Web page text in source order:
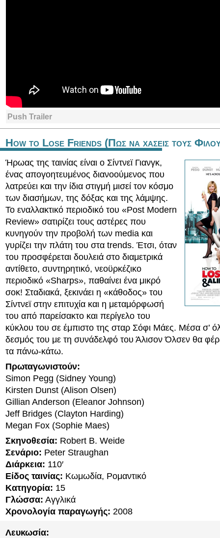
Push Trailer
How to Lose Friends (Πως να χασεις τους
Ήρωας της ταινίας είναι ο Σίντνεϊ Γιανγκ,
ένας απογοητευμένος διανοούμενος που
λατρεύει και την ίδια στιγμή μισεί τον κόσμο
των διασήμων, της δόξας και της λάμψης.
Το εναλλακτικό περιοδικό του «Post Modern
Review» σατιρίζει τους αστέρες που
κυνηγούν την προβολή των media και
γυρίζει την πλάτη του στα trends. Έτσι, όταν
του προσφέρεται δουλειά στο διαμετρικά
αντίθετο, συντηρητικό, νεοϋρκέζικο
περιοδικό «Sharps», παθαίνει ένα μικρό
σοκ! Σταδιακά, ξεκινάει η «κάθοδος» του
Σίντνεϊ στην επιτυχία και η μεταμόρφωσή
του από παρείσακτο και περίγελο του
κύκλου του σε έμπιστο της σταρ Σόφι Μάες. Μέσα σ’
δεσμός του με τη συνάδελφό του Άλισον Όλσεν θα
τα πάνω-κάτω.
Πρωταγωνιστούν:
Simon Pegg (Sidney Young)
Kirsten Dunst (Alison Olsen)
Gillian Anderson (Eleanor Johnson)
Jeff Bridges (Clayton Harding)
Megan Fox (Sophie Maes)
Σκηνοθεσία: Robert B. Weide
Σενάριο: Peter Straughan
Διάρκεια: 110′
Είδος ταινίας: Κωμωδία, Ρομαντικό
Κατηγορία: 15
Γλώσσα: Αγγλικά
Χρονολογία παραγωγής: 2008
Λευκωσία: